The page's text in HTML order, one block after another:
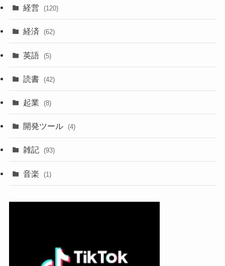
経営 (120)
経済 (62)
英語 (5)
読書 (42)
起業 (8)
開発ツール (4)
雑記 (93)
音楽 (1)